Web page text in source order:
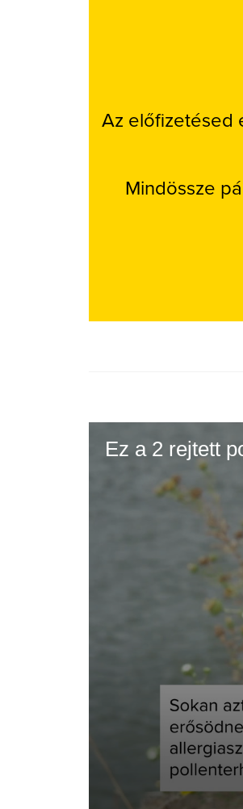
Az előfizetésed
Mindössze
Ez a 2 rejtett